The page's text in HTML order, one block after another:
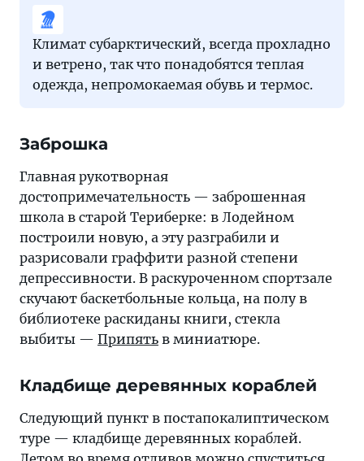
Климат субарктический, всегда прохладно
и ветрено, так что понадобятся теплая
одежда, непромокаемая обувь и термос.
Заброшка
Главная рукотворная
достопримечательность — заброшенная
школа в старой Териберке: в Лодейном
построили новую, а эту разграбили и
разрисовали граффити разной степени
депрессивности. В раскуроченном спортзале
скучают баскетбольные кольца, на полу в
библиотеке раскиданы книги, стекла
выбиты — Припять в миниатюре.
Кладбище деревянных кораблей
Следующий пункт в постапокалиптическом
туре — кладбище деревянных кораблей.